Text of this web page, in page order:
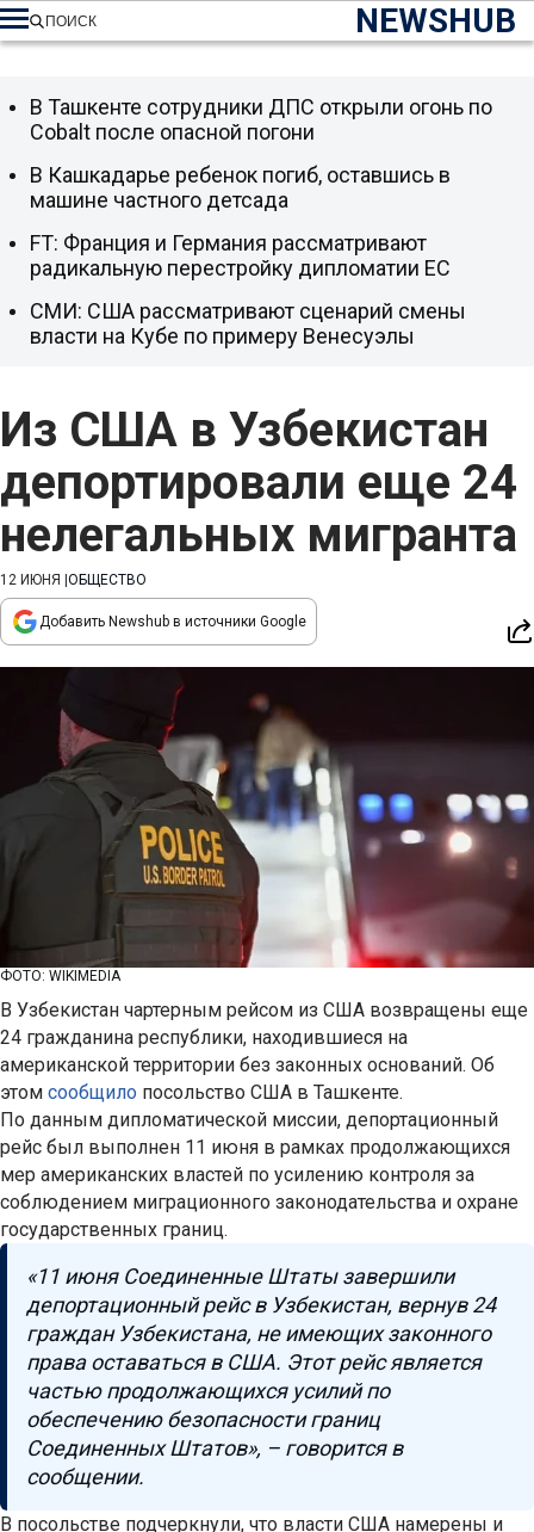
NEWSHUB
ПОИСК
Из США в Узбекистан
депортировали еще 24
нелегальных мигранта
12 ИЮНЯ ОБЩЕСТВО
Добавить Newshub в источники Google
ФОТО: WIKIMEDIA
В Узбекистан чартерным рейсом из США возвращены еще
24 гражданина республики, находившиеся на
американской территории без законных оснований. Об
этом сообщило посольство США в Ташкенте.
По данным дипломатической миссии, депортационный
рейс был выполнен 11 июня в рамках продолжающихся
мер американских властей по усилению контроля за
соблюдением миграционного законодательства и охране
государственных границ.
«11 июня Соединенные Штаты завершили
депортационный рейс в Узбекистан, вернув 24
граждан Узбекистана, не имеющих законного
права оставаться в США. Этот рейс является
частью продолжающихся усилий по
обеспечению безопасности границ
Соединенных Штатов», – говорится в
сообщении.
В посольстве подчеркнули, что власти США намерены и
В Ташкенте сотрудники ДПС открыли огонь по
Cobalt после опасной погони
В Кашкадарье ребенок погиб, оставшись в
машине частного детсада
FT: Франция и Германия рассматривают
радикальную перестройку дипломатии ЕС
СМИ: США рассматривают сценарий смены
власти на Кубе по примеру Венесуэлы